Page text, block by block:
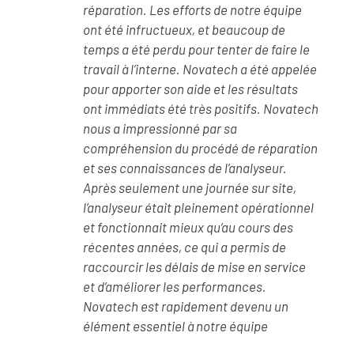
réparation. Les efforts de notre équipe
ont été infructueux, et beaucoup de
temps a été perdu pour tenter de faire le
travail à l’interne. Novatech a été appelée
pour apporter son aide et les résultats
ont immédiats été très positifs. Novatech
nous a impressionné par sa
compréhension du procédé de réparation
et ses connaissances de l’analyseur.
Après seulement une journée sur site,
l’analyseur était pleinement opérationnel
et fonctionnait mieux qu’au cours des
récentes années, ce qui a permis de
raccourcir les délais de mise en service
et d’améliorer les performances.
Novatech est rapidement devenu un
élément essentiel à notre équipe